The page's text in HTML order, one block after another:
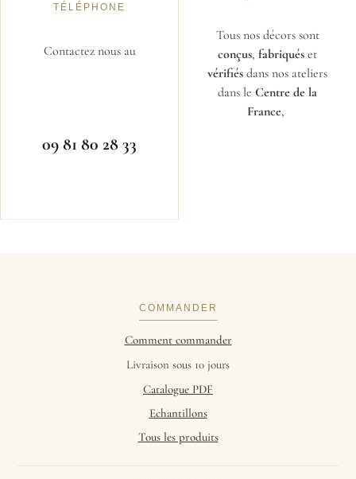
TÉLÉPHONE
Contactez nous au
09 81 80 28 33
Tous nos décors sont
conçus, fabriqués et
vérifiés dans nos ateliers
dans le Centre de la
France,
COMMANDER
Comment commander
Livraison sous 10 jours
Catalogue PDF
Echantillons
Tous les produits